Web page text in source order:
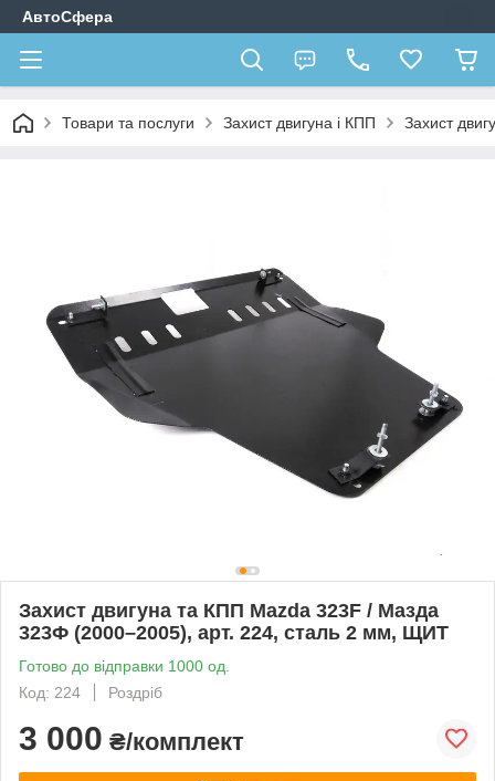
АвтоСфера
Товари та послуги Захист двигуна і КПП Захист
Захист двигуна та КПП Mazda 323F / Мазда
323Ф (2000–2005), арт. 224, сталь 2 мм, ЩИТ
Готово до відправки 1000 од.
Код: 224
Роздріб
3 000 ₴/комплект